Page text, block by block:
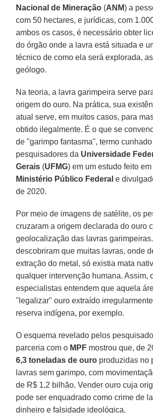
Nacional de Mineração (ANM) a
com 50 hectares, e jurídicas, com
ambos os casos, é necessário obter
do órgão onde a lavra está situada e
técnico de como ela será explorada,
geólogo.
Na teoria, a lavra garimpeira serve
origem do ouro. Na prática, sua
atual serve, em muitos casos, para
obtido ilegalmente. É o que se
de "garimpo fantasma", termo
pesquisadores da Universidade
Gerais (UFMG) em um estudo feito
Ministério Público Federal e
de 2020.
Por meio de imagens de satélite, os
cruzaram a origem declarada do ouro
geolocalização das lavras
descobriram que muitas lavras, onde
extração do metal, só existia mata
qualquer intervenção humana. Assim,
especialistas entendem que aquela
"legalizar" ouro extraído
reserva indígena, por exemplo.
O esquema revelado pelos
parceria com o MPF mostrou que, de
6,3 toneladas de ouro produzidas no
lavras sem garimpo, com
de R$ 1,2 bilhão. Vender ouro cuja
pode ser enquadrado como crime de
dinheiro e falsidade ideológica.